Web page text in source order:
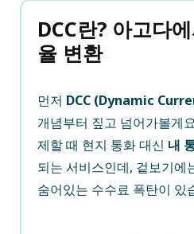
DCC란? 아고다
율 변환
먼저 DCC (Dynamic
개념부터 짚고 넘어가볼게
제할 때 현지 통화 대신 내
되는 서비스인데, 겉보기에
숨어있는 수수료 폭탄이 있